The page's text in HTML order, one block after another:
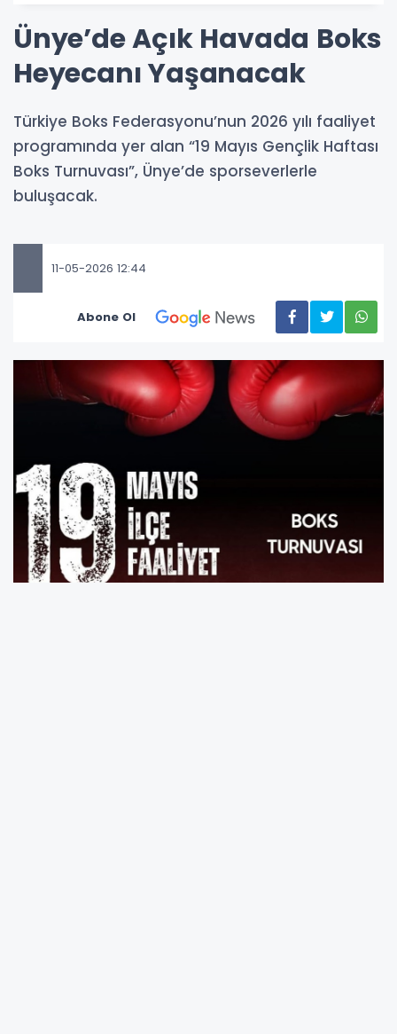
Ünye’de Açık Havada Boks
Heyecanı Yaşanacak
Türkiye Boks Federasyonu’nun 2026 yılı faaliyet
programında yer alan “19 Mayıs Gençlik Haftası
Boks Turnuvası”, Ünye’de sporseverlerle
buluşacak.
11-05-2026 12:44
Abone Ol